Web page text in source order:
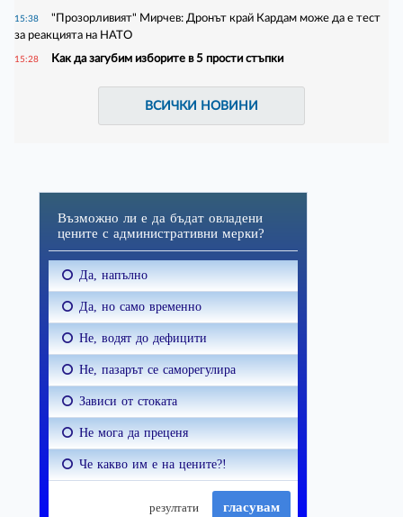
15:38
"Прозорливият" Мирчев: Дронът край Кардам може да е тест
за реакцията на НАТО
15:28 Как да загубим изборите в 5 прости стъпки
ВСИЧКИ НОВИНИ